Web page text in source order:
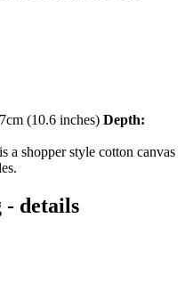
(10.6 inches) Depth:
a shopper style cotton canvas
- details